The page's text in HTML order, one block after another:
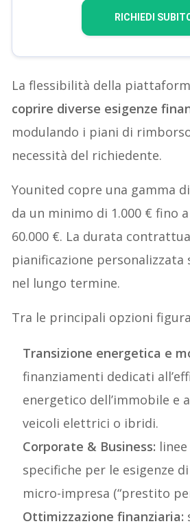
RICHIEDI
La flessibilità della
coprire diverse esigenze
modulando i piani di
necessità del richiedente.
Younited copre una gamma
da un minimo di 1.000 € fino
60.000 €. La durata
pianificazione personalizzata
nel lungo termine.
Tra le principali opzioni
Transizione energetica e
finanziamenti dedicati
energetico dell’immobile e
veicoli elettrici o ibridi.
Corporate & Business:
specifiche per le esigenze
micro-impresa (“prestito
Ottimizzazione finanziaria: